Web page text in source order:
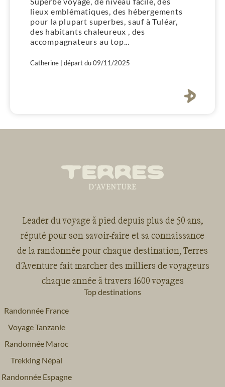
lieux emblématiques, des hébergements
pour la plupart superbes, sauf à Tuléar,
des habitants chaleureux , des
accompagnateurs au top...
Catherine | départ du 09/11/2025
Leader du voyage à pied depuis plus de 50 ans,
réputé pour son savoir-faire et sa connaissance
de la randonnée pour chaque destination, Terres
d'Aventure fait marcher des milliers de voyageurs
chaque année à travers 1600 voyages
Top destinations
Randonnée France
Voyage Tanzanie
Randonnée Maroc
Trekking Népal
Randonnée Espagne